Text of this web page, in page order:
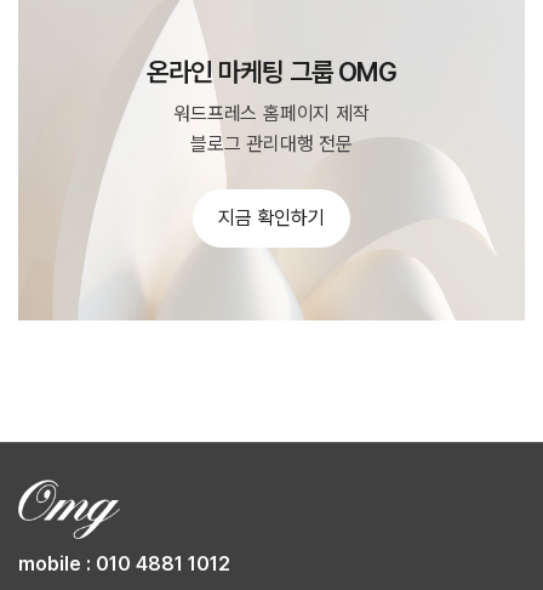
온라인 마케팅 그룹 OMG
워드프레스 홈페이지 제작
블로그 관리대행 전문
지금 확인하기
mobile : 010 4881 1012